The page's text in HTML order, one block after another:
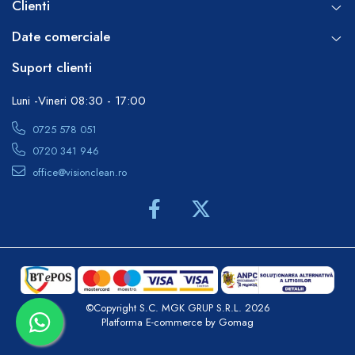
Clienti
Date comerciale
Suport clienti
Luni -Vineri 08:30 - 17:00
0725 578 051
0720 341 946
office@visionclean.ro
©Copyright S.C. MGK GRUP S.R.L. 2026
Platforma E-commerce by Gomag